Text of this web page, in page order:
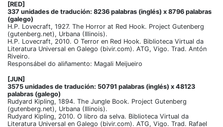
[RED]
337 unidades de tradución: 8236 palabras (inglés) x 8796 palabras
(galego)
H.P. Lovecraft, 1927. The Horror at Red Hook. Project Gutenberg
(gutenberg.net), Urbana (Illinois).
H.P. Lovecraft, 2010. O Terror en Red Hook. Biblioteca Virtual da
Literatura Universal en Galego (bivir.com). ATG, Vigo. Trad. Antón
Riveiro.
Responsábel do aliñamento: Magali Meijueiro
[JUN]
3575 unidades de tradución: 50791 palabras (inglés) x 48123
palabras (galego)
Rudyard Kipling, 1894. The Jungle Book. Project Gutenberg
(gutenberg.net), Urbana (Illinois).
Rudyard Kipling, 2010. O libro da selva. Biblioteca Virtual da
Literatura Universal en Galego (bivir.com). ATG, Vigo. Trad. Rafael